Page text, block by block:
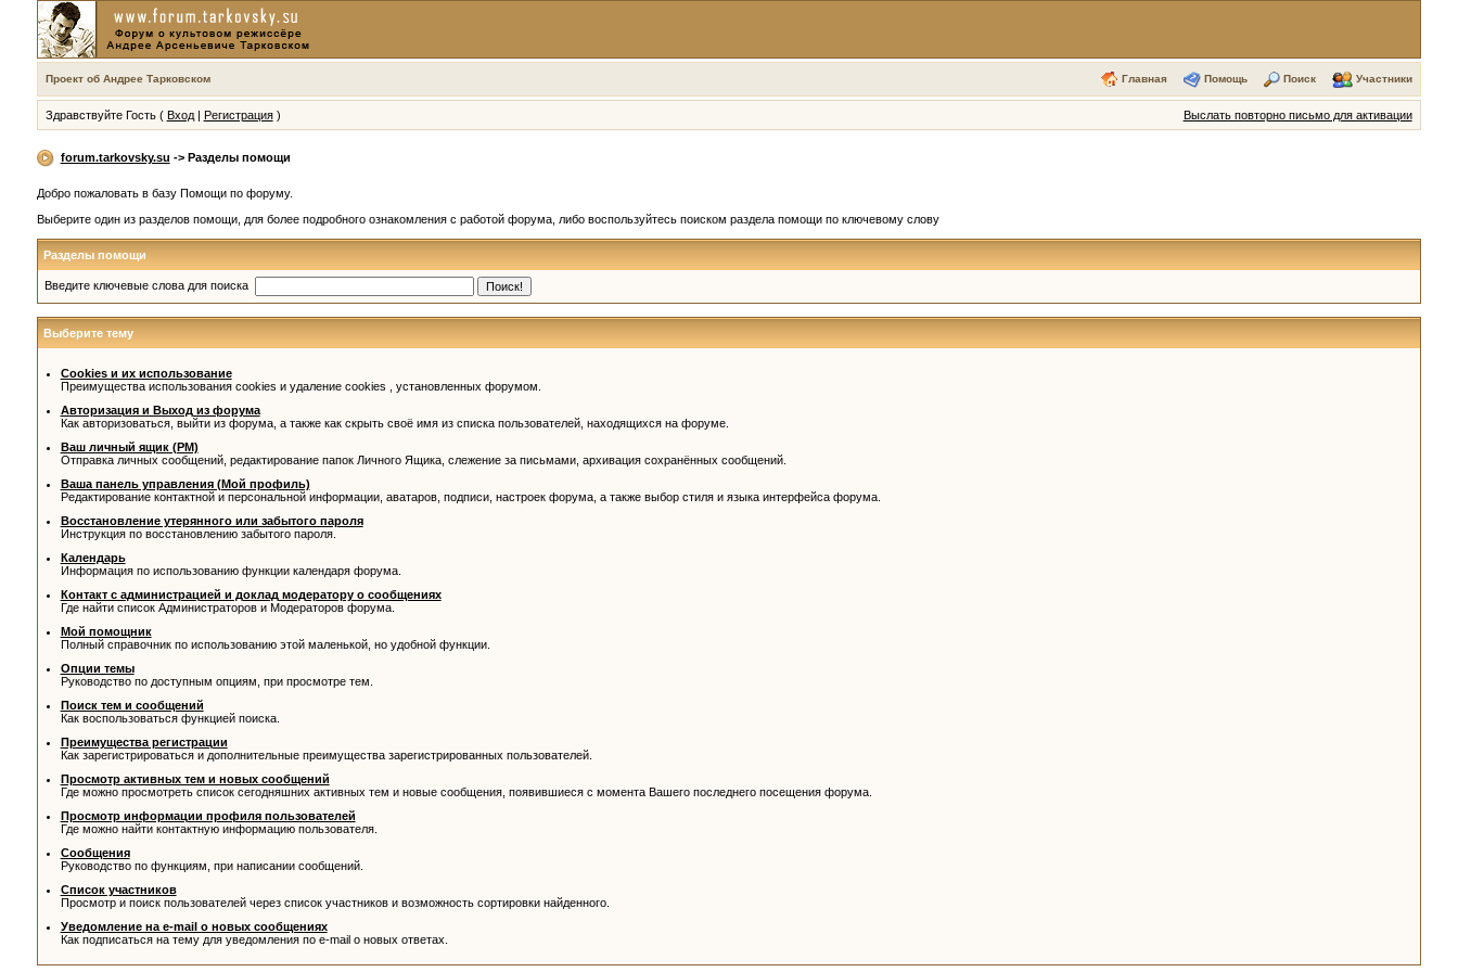
Проект об Андрее Тарковском Главная Помощь Поиск Участники
Здравствуйте Гость ( Вход| Регистрация) Выслать повторно письмо для активации
forum.tarkovsky.su -> Разделы помощи
Добро пожаловать в базу Помощи по форуму.
Выберите один из разделов помощи, для более подробного ознакомления с работой форума, либо воспользуйтесь поиском раздела помощи по ключевому слову
Разделы помощи
Введите ключевые слова для поиска
Выберите тему
Cookies и их использование
Преимущества использования cookies и удаление cookies , установленных форумом.
Авторизация и Выход из форума
Как авторизоваться, выйти из форума, а также как скрыть своё имя из списка пользователей, находящихся на форуме.
Ваш личный ящик (PM)
Отправка личных сообщений, редактирование папок Личного Ящика, слежение за письмами, архивация сохранённых сообщений.
Ваша панель управления (Мой профиль)
Редактирование контактной и персональной информации, аватаров, подписи, настроек форума, а также выбор стиля и языка интерфейса форума.
Восстановление утерянного или забытого пароля
Инструкция по восстановлению забытого пароля.
Календарь
Информация по использованию функции календаря форума.
Контакт с администрацией и доклад модератору о сообщениях
Где найти список Администраторов и Модераторов форума.
Мой помощник
Полный справочник по использованию этой маленькой, но удобной функции.
Опции темы
Руководство по доступным опциям, при просмотре тем.
Поиск тем и сообщений
Как воспользоваться функцией поиска.
Преимущества регистрации
Как зарегистрироваться и дополнительные преимущества зарегистрированных пользователей.
Просмотр активных тем и новых сообщений
Где можно просмотреть список сегодняшних активных тем и новые сообщения, появившиеся с момента Вашего последнего посещения форума.
Просмотр информации профиля пользователей
Где можно найти контактную информацию пользователя.
Сообщения
Руководство по функциям, при написании сообщений.
Список участников
Просмотр и поиск пользователей через список участников и возможность сортировки найденного.
Уведомление на e-mail о новых сообщениях
Как подписаться на тему для уведомления по e-mail о новых ответах.